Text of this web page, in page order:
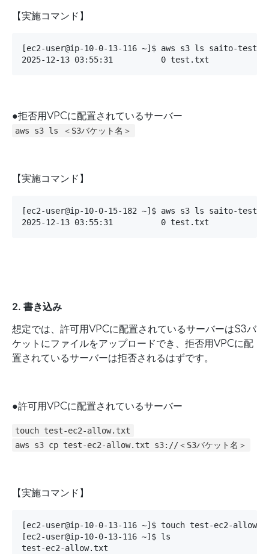
【実施コマンド】
[ec2-user@ip-10-0-13-116 ~]$ aws s3 ls saito-test-
2025-12-13 03:55:31          0 test.txt
●拒否用VPCに配置されているサーバー
aws s3 ls ＜S3バケット名＞
【実施コマンド】
[ec2-user@ip-10-0-15-182 ~]$ aws s3 ls saito-test-
2025-12-13 03:55:31          0 test.txt
2. 書き込み
想定では、許可用VPCに配置されているサーバーはS3バ
ケットにファイルをアップロードでき、拒否用VPCに配
置されているサーバーは拒否されるはずです。
●許可用VPCに配置されているサーバー
touch test-ec2-allow.txt
aws s3 cp test-ec2-allow.txt s3://＜S3バケット名＞
【実施コマンド】
[ec2-user@ip-10-0-13-116 ~]$ touch test-ec2-
[ec2-user@ip-10-0-13-116 ~]$ ls
test-ec2-allow.txt